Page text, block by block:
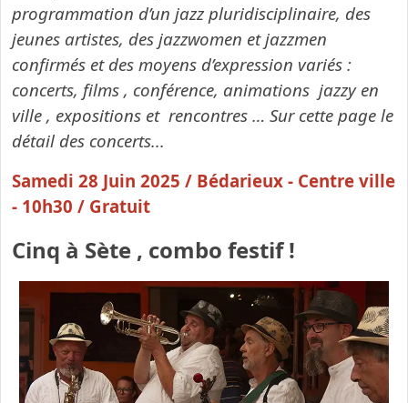
programmation d’un jazz pluridisciplinaire, des
jeunes artistes, des jazzwomen et jazzmen
confirmés et des moyens d’expression variés :
concerts, films , conférence, animations jazzy en
ville , expositions et rencontres … Sur cette page le
détail des concerts...
Samedi 28 Juin 2025 / Bédarieux - Centre ville
- 10h30 / Gratuit
Cinq à Sète , combo festif !